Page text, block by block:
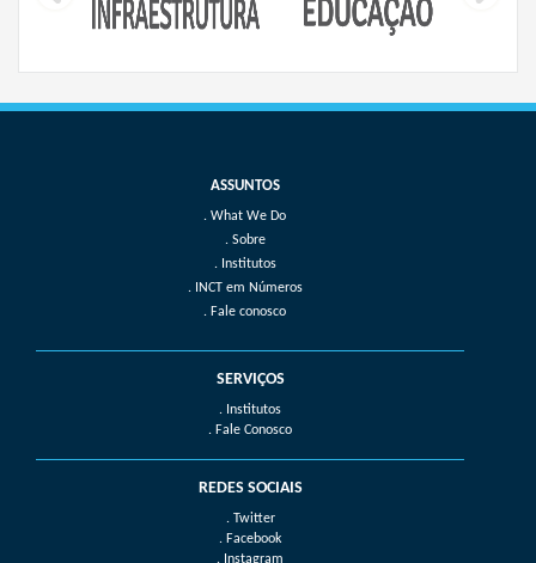
What We Do
Sobre
Institutos
INCT em Números
Fale conosco
SERVIÇOS
. Institutos
. Fale Conosco
REDES SOCIAIS
. Twitter
. Facebook
. Instagram